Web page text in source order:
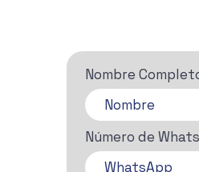
Nombre
Número de